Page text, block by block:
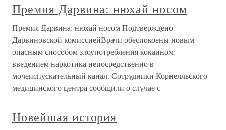
Премия Дарвина: нюхай носом
Премия Дарвина: нюхай носом Подтверждено
Дарвиновской комиссиейВрачи обеспокоены новым
опасным способом злоупотребления кокаином:
введением наркотика непосредственно в
мочеиспускательный канал. Сотрудники Корнелльского
медицинского центра сообщили о случае с
Новейшая история